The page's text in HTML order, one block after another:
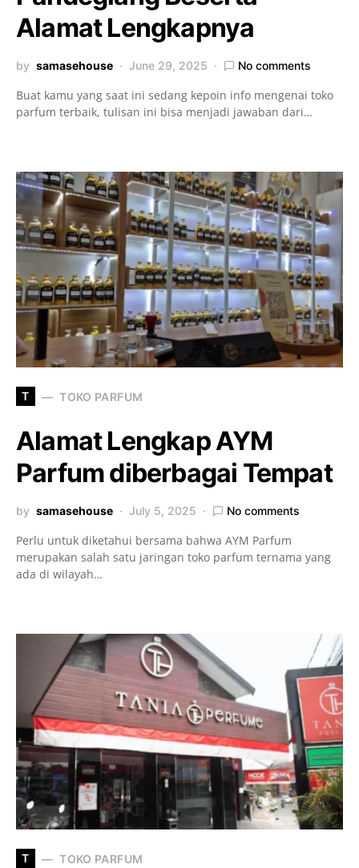
Alamat Lengkapnya
by samasehouse June 29, 2025 No comments
Buat kamu yang saat ini sedang kepoin info mengenai toko
parfum terbaik, tulisan ini bisa menjadi jawaban dari…
T TOKO PARFUM
Alamat Lengkap AYM
Parfum diberbagai Tempat
by samasehouse July 5, 2025 No comments
Perlu untuk diketahui bersama bahwa AYM Parfum
merupakan salah satu jaringan toko parfum ternama yang
ada di wilayah…
T TOKO PARFUM